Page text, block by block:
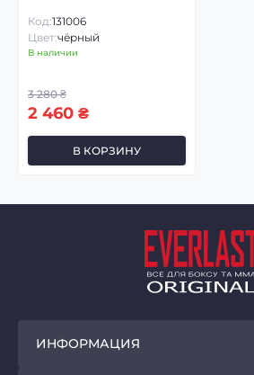
Код:131006
Цвет:чёрный
В наличии
3 280 ₴
2 460 ₴
В КОРЗИНУ
ИНФОРМАЦИЯ